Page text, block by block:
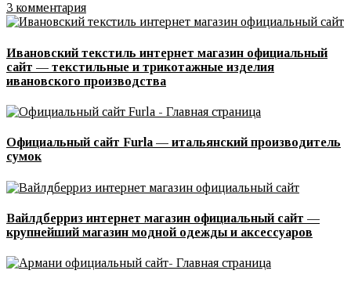
3 комментария
Ивановский текстиль интернет магазин официальный
сайт — текстильные и трикотажные изделия
ивановского производства
Официальный сайт Furla — итальянский производитель
сумок
Вайлдберриз интернет магазин официальный сайт —
крупнейший магазин модной одежды и аксессуаров